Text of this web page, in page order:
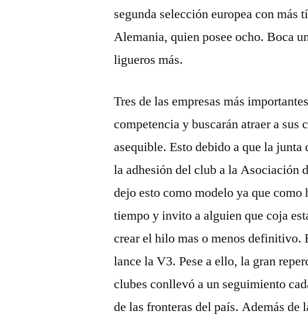
segunda selección europea con más
Alemania, quien posee ocho. Boca
ligueros más.
Tres de las empresas más
competencia y buscarán atraer a sus
asequible. Esto debido a que la
la adhesión del club a la Asociación
dejo esto como modelo ya que como
tiempo y invito a alguien que coja
crear el hilo mas o menos definitivo.
lance la V3. Pese a ello, la gran
clubes conllevó a un seguimiento
de las fronteras del país. Además